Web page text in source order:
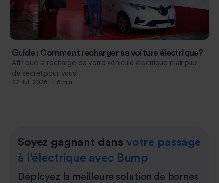
Guide : Comment recharger sa voiture électrique?
Afin que la recharge de votre véhicule électrique n'ait plus
de secret pour vous!
22 Jul. 2026 ・ 6 min
Soyez gagnant dans votre passage
à l'électrique avec Bump
Déployez la meilleure solution de bornes